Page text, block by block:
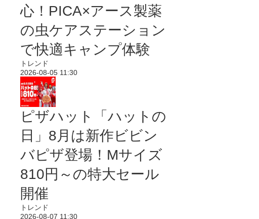
心！PICA×アース製薬
の虫ケアステーション
で快適キャンプ体験
トレンド
2026-08-05 11:30
ピザハット「ハットの
日」8月は新作ビビン
バピザ登場！Mサイズ
810円～の特大セール
開催
トレンド
2026-08-07 11:30